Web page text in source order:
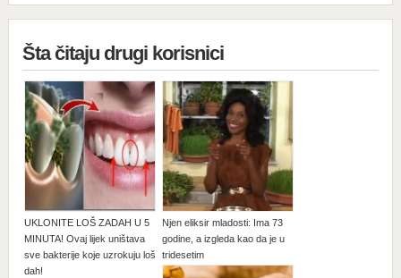
Šta čitaju drugi korisnici
UKLONITE LOŠ ZADAH U 5
MINUTA! Ovaj lijek uništava
sve bakterije koje uzrokuju loš
dah!
Njen eliksir mladosti: Ima 73
godine, a izgleda kao da je u
tridesetim